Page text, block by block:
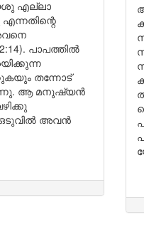
എല്ലാ
പാപത്തിൽ
തന്നോട്
ആ മനുഷ്യൻ
ഒടുവിൽ അവൻ